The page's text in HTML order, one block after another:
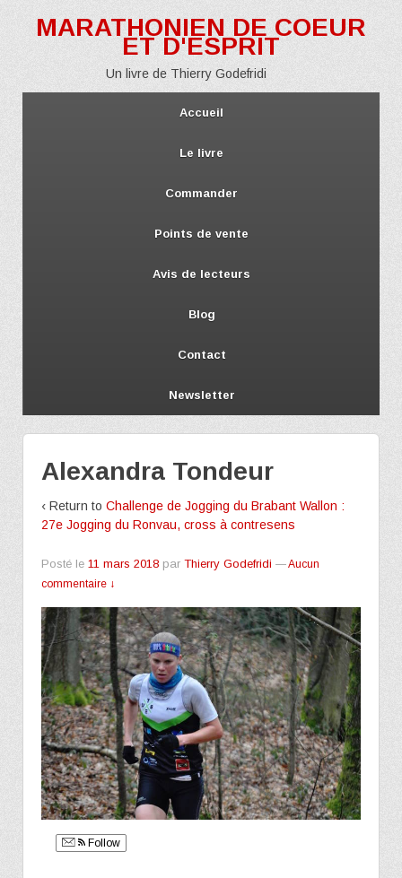
MARATHONIEN DE COEUR
ET D'ESPRIT
Un livre de Thierry Godefridi
Accueil
Le livre
Commander
Points de vente
Avis de lecteurs
Blog
Contact
Newsletter
Alexandra Tondeur
‹ Return to Challenge de Jogging du Brabant Wallon :
27e Jogging du Ronvau, cross à contresens
Posté le 11 mars 2018 par Thierry Godefridi —Aucun
commentaire ↓
Follow